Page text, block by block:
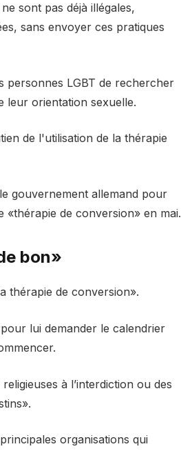
sont pas déjà illégales,
sans envoyer ces pratiques
personnes LGBT de rechercher
leur orientation sexuelle.
de l'utilisation de la thérapie
gouvernement allemand pour
«thérapie de conversion» en mai.
bon»
thérapie de conversion».
lui demander le calendrier
à l’interdiction ou des
organisations qui